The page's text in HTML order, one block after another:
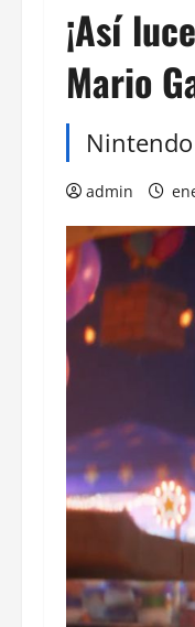
¡Así
Mario
admin